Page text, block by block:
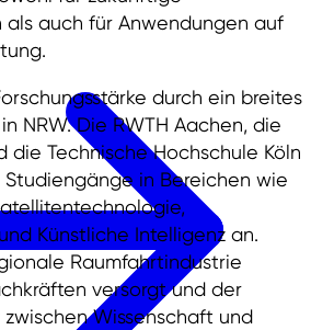
als auch für Anwendungen auf
durch ein breites
NRW. Die RWTH Aachen, die
die Technische Hochschule Köln
in Bereichen wie
Künstliche Intelligenz an.
Raumfahrtindustrie
versorgt und der
Wissenschaft und